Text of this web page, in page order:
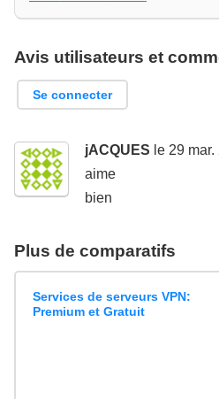
Avis utilisateurs et
Se connecter
jACQUES le 29
aime
bien
Plus de comparatifs
Services de serveurs VPN:
Premium et Gratuit